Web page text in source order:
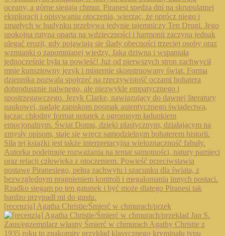
[recenzja] Agatha Christie/Śmierć w chmurach/przek